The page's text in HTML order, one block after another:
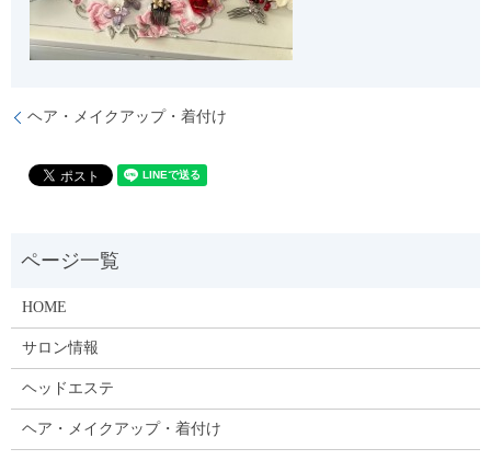
ヘア・メイクアップ・着付け
HOME
サロン情報
ヘッドエステ
ヘア・メイクアップ・着付け